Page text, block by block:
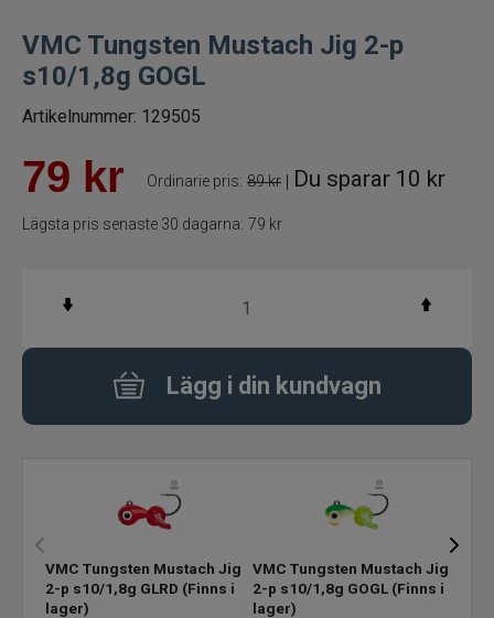
Flugbindning
Flugfiske
Vinterfiske
Pirkar
Mormyska
Pimpelkrok
Ismete
VMC Tungsten Mustach Jig 2-p
s10/1,8g GOGL
Artikelnummer: 129505
79 kr Ordinarie pris: 89 kr | Du sparar 10 kr
Lägsta pris senaste 30 dagarna: 79 kr
Lägg i din kundvagn
VMC Tungsten Mustach Jig
2-p s10/1,8g GLRD (Finns i
lager)
VMC Tungsten Mustach Jig
2-p s10/1,8g GOGL (Finns i
lager)